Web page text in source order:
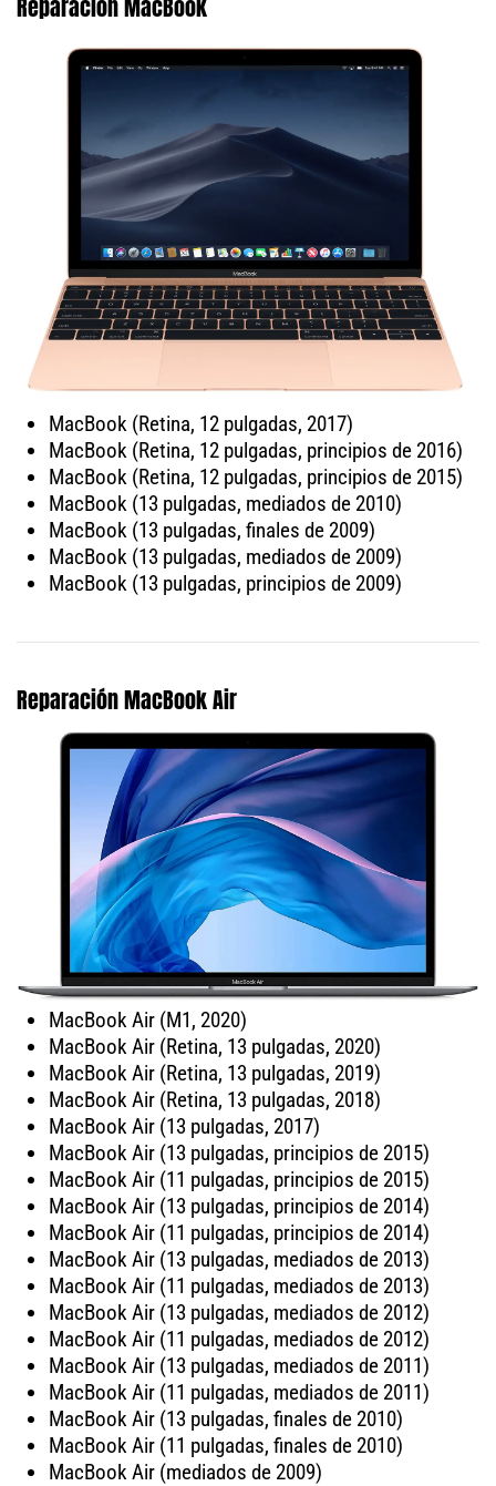
Reparación MacBook
MacBook (Retina, 12 pulgadas, 2017)
MacBook (Retina, 12 pulgadas, principios de 2016)
MacBook (Retina, 12 pulgadas, principios de 2015)
MacBook (13 pulgadas, mediados de 2010)
MacBook (13 pulgadas, finales de 2009)
MacBook (13 pulgadas, mediados de 2009)
MacBook (13 pulgadas, principios de 2009)
Reparación MacBook Air
MacBook Air (M1, 2020)
MacBook Air (Retina, 13 pulgadas, 2020)
MacBook Air (Retina, 13 pulgadas, 2019)
MacBook Air (Retina, 13 pulgadas, 2018)
MacBook Air (13 pulgadas, 2017)
MacBook Air (13 pulgadas, principios de 2015)
MacBook Air (11 pulgadas, principios de 2015)
MacBook Air (13 pulgadas, principios de 2014)
MacBook Air (11 pulgadas, principios de 2014)
MacBook Air (13 pulgadas, mediados de 2013)
MacBook Air (11 pulgadas, mediados de 2013)
MacBook Air (13 pulgadas, mediados de 2012)
MacBook Air (11 pulgadas, mediados de 2012)
MacBook Air (13 pulgadas, mediados de 2011)
MacBook Air (11 pulgadas, mediados de 2011)
MacBook Air (13 pulgadas, finales de 2010)
MacBook Air (11 pulgadas, finales de 2010)
MacBook Air (mediados de 2009)